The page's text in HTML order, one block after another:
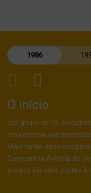
1986
O início
Um grupo de 13
cooperativa que
Mais tarde, essa
Companhia Avícola do
projeto iria abrir portas à